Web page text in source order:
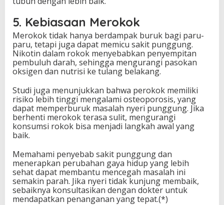
5. Kebiasaan Merokok
Merokok tidak hanya berdampak buruk bagi paru-
paru, tetapi juga dapat memicu sakit punggung.
Nikotin dalam rokok menyebabkan penyempitan
pembuluh darah, sehingga mengurangi pasokan
oksigen dan nutrisi ke tulang belakang.
Studi juga menunjukkan bahwa perokok memiliki
risiko lebih tinggi mengalami osteoporosis, yang
dapat memperburuk masalah nyeri punggung. Jika
berhenti merokok terasa sulit, mengurangi
konsumsi rokok bisa menjadi langkah awal yang
baik.
Memahami penyebab sakit punggung dan
menerapkan perubahan gaya hidup yang lebih
sehat dapat membantu mencegah masalah ini
semakin parah. Jika nyeri tidak kunjung membaik,
sebaiknya konsultasikan dengan dokter untuk
mendapatkan penanganan yang tepat.(*)